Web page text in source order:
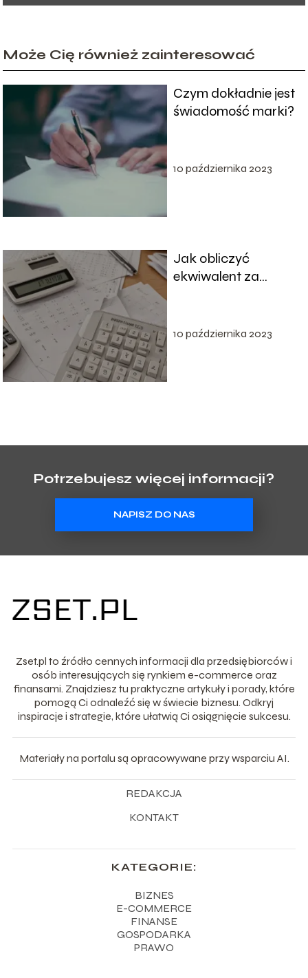
Może Cię również zainteresować
Czym dokładnie jest
świadomość marki?
10 października 2023
Jak obliczyć
ekwiwalent za
10 października 2023
Potrzebujesz więcej informacji?
NAPISZ DO NAS
Zset.pl to źródło cennych informacji dla przedsiębiorców i
osób interesujących się rynkiem e-commerce oraz
finansami. Znajdziesz tu praktyczne artykuły i porady, które
pomogą Ci odnaleźć się w świecie biznesu. Odkryj
inspiracje i strategie, które ułatwią Ci osiągnięcie sukcesu.
Materiały na portalu są opracowywane przy wsparciu AI.
REDAKCJA
KONTAKT
KATEGORIE:
BIZNES
E-COMMERCE
FINANSE
GOSPODARKA
PRAWO